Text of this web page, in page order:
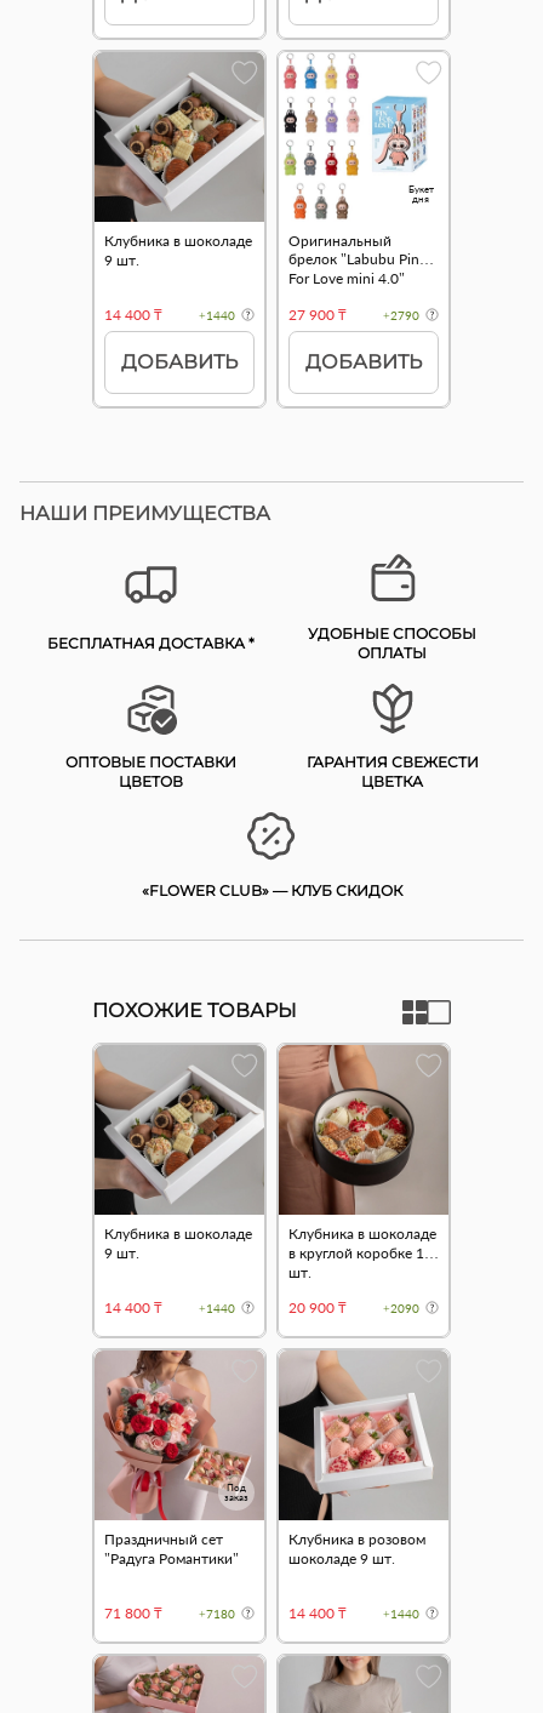
Клубника в шоколаде
9 шт.
14 400 ₸ +1440
ДОБАВИТЬ
Букет
дня
Оригинальный
брелок "Labubu Pin
For Love mini 4.0"
27 900 ₸
+2790
ДОБАВИТЬ
НАШИ ПРЕИМУЩЕСТВА
БЕСПЛАТНАЯ ДОСТАВКА *
УДОБНЫЕ СПОСОБЫ
ОПЛАТЫ
ОПТОВЫЕ ПОСТАВКИ
ЦВЕТОВ
ГАРАНТИЯ СВЕЖЕСТИ
ЦВЕТКА
«FLOWER CLUB» — КЛУБ СКИДОК
ПОХОЖИЕ ТОВАРЫ
Клубника в шоколаде
9 шт.
14 400 ₸ +1440
Клубника в шоколаде
в круглой коробке 13
шт.
20 900 ₸
+2090
Под
заказ
Праздничный сет
"Радуга Романтики"
71 800 ₸ +7180
Клубника в розовом
шоколаде 9 шт.
14 400 ₸ +1440